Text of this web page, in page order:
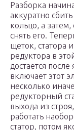
Разборка
аккуратно
кольцо, а
снять его.
щеток, статора
редуктора в
достается
включает этот
несколько
редукторный
выхода из
работать
статор, потом